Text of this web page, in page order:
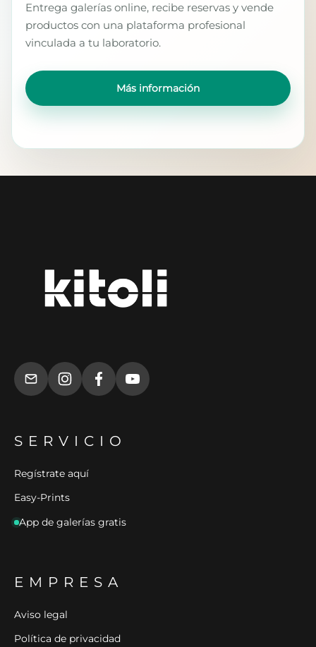
Entrega galerías online, recibe reservas y vende
productos con una plataforma profesional
vinculada a tu laboratorio.
Más información
SERVICIO
Regístrate aquí
Easy-Prints
App de galerías gratis
EMPRESA
Aviso legal
Política de privacidad